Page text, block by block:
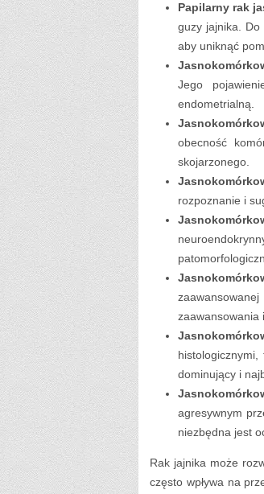
Papilarny rak
guzy jajnika. Do
aby uniknąć
Jego
endometrialną.
obecność
skojarzonego.
rozpoznanie i
zaawansowania
dominujący i
agresywnym
niezbędna jest
Rak jajnika może
często wpływa na